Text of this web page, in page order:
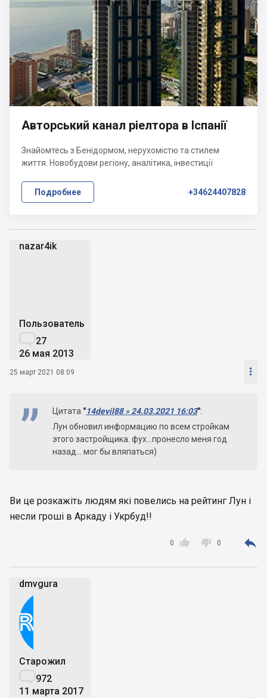
nazar4ik
Пользователь
27
26 мая 2013
25 март 2021 08:09 
Цитата "14devil88 » 24.03.2021 16:03":
Лун обновил информацию по всем стройкам
этого застройщика. фух...пронесло меня год
назад... мог бы вляпаться)
Ви це розкажіть людям які повелись на рейтинг Лун і
несли гроші в Аркаду і Укрбуд!!

0  0 
dmvgura
Старожил
972
11 марта 2017
Авторський канал ріелтора в Іспанії
Знайомтесь з Бенідормом, нерухомістю та стилем
життя. Новобудови регіону, аналітика, інвестиції
Подробнее +34624407828